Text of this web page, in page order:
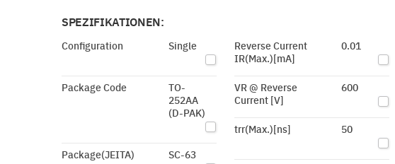
SPEZIFIKATIONEN:
Configuration Single
Package Code
TO-
252AA
(D-PAK)
Package(JEITA) SC-63
Reverse Current
IR(Max.)[mA]
0.01
VR @ Reverse
Current [V]
600
trr(Max.)[ns] 50